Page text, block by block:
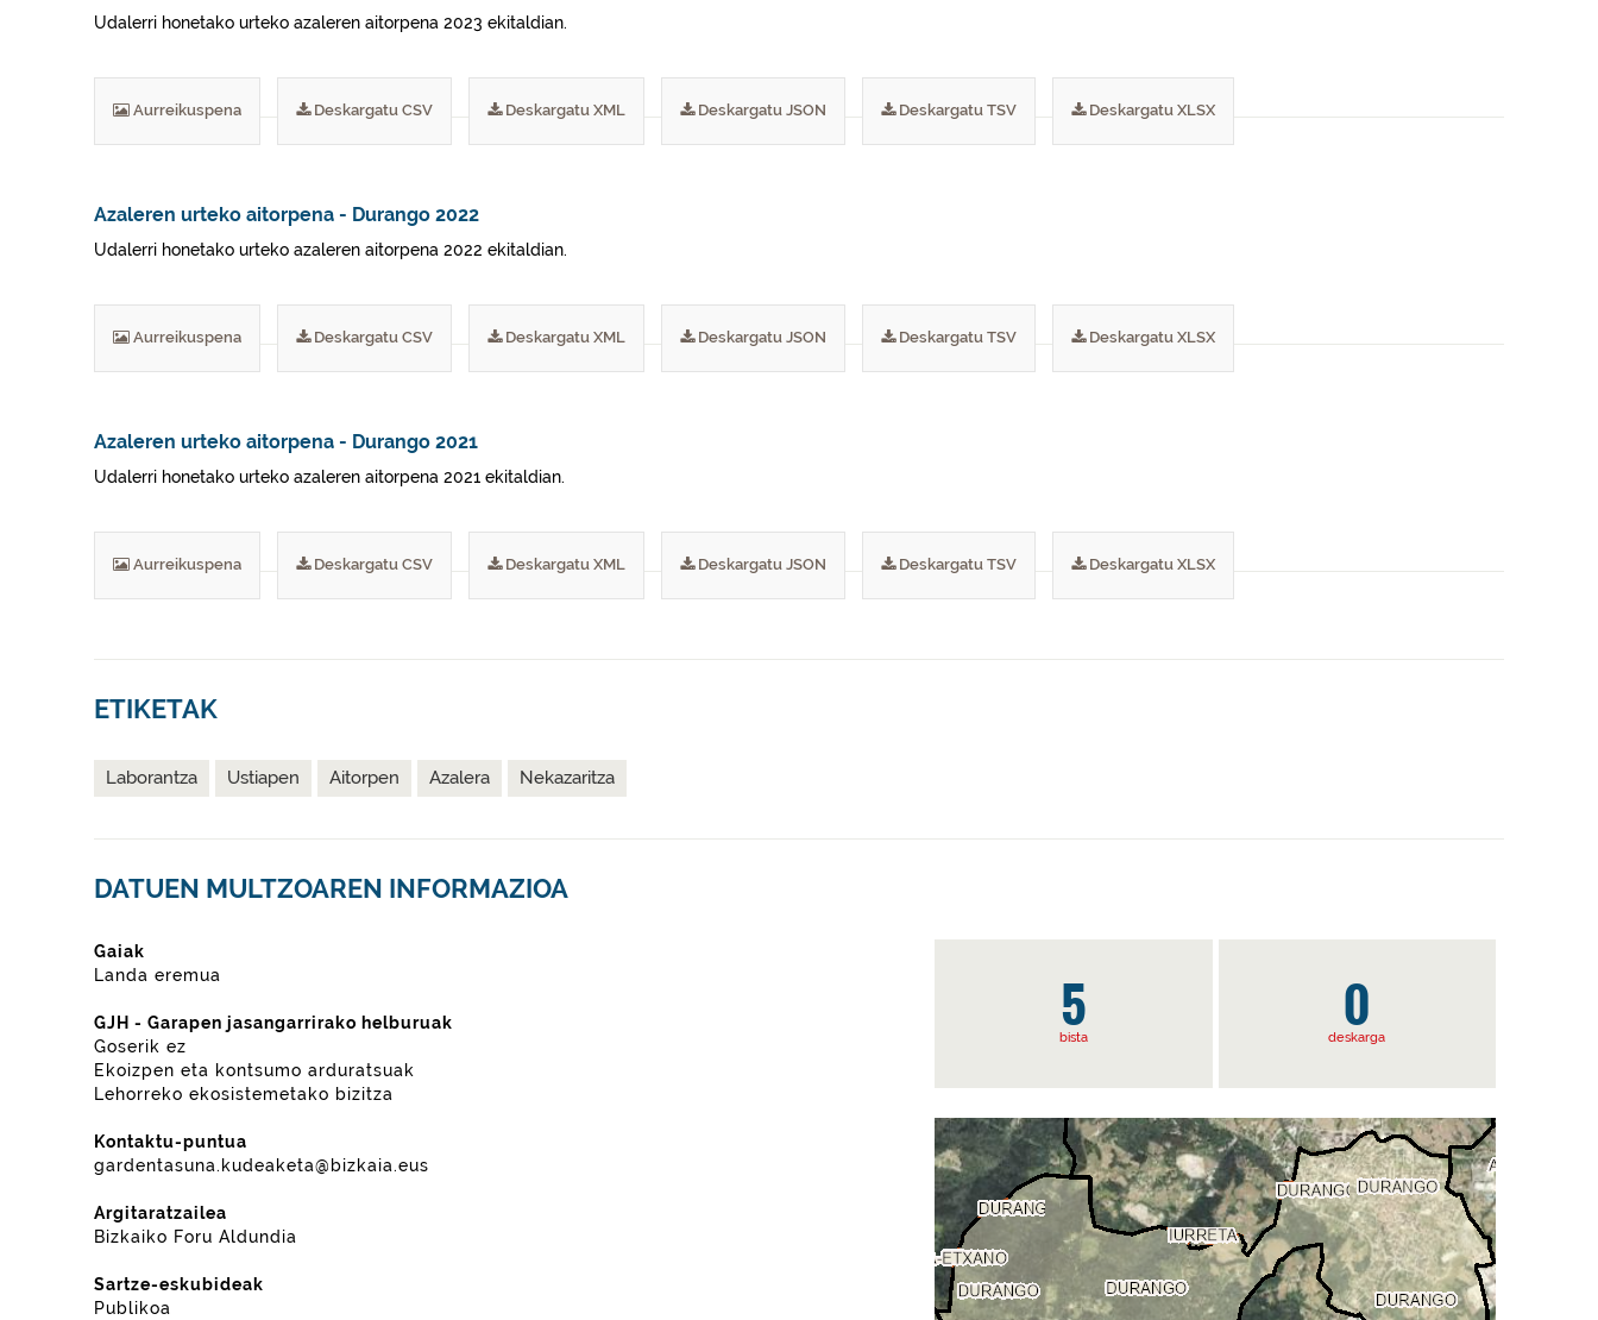
Udalerri honetako urteko azaleren aitorpena 2023 ekitaldian.
Aurreikuspena Deskargatu CSV Deskargatu XML Deskargatu JSON Deskargatu TSV Deskargatu XLSX
Azaleren urteko aitorpena - Durango 2022
Udalerri honetako urteko azaleren aitorpena 2022 ekitaldian.
Aurreikuspena Deskargatu CSV Deskargatu XML Deskargatu JSON Deskargatu TSV Deskargatu XLSX
Azaleren urteko aitorpena - Durango 2021
Udalerri honetako urteko azaleren aitorpena 2021 ekitaldian.
Aurreikuspena Deskargatu CSV Deskargatu XML Deskargatu JSON Deskargatu TSV Deskargatu XLSX
ETIKETAK
Laborantza Ustiapen Aitorpen Azalera Nekazaritza
DATUEN MULTZOAREN INFORMAZIOA
5
bista 0
deskarga
Gaiak
Landa eremua
GJH - Garapen jasangarrirako helburuak
Goserik ez
Ekoizpen eta kontsumo arduratsuak
Lehorreko ekosistemetako bizitza
Kontaktu-puntua
gardentasuna.kudeaketa@bizkaia.eus
Argitaratzailea
Bizkaiko Foru Aldundia
Sartze-eskubideak
Publikoa